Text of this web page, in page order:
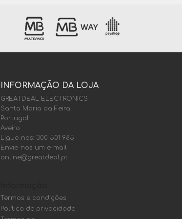
INFORMAÇÃO DA LOJA
GREATDEAL ELECTRONICS
Santa Maria da Feira
Portugal
Aveiro
Ligue-nos: 300 501 985
Envie-nos um e-mail:
online@greatdeal.pt
Termos e condições
Política de privacidade